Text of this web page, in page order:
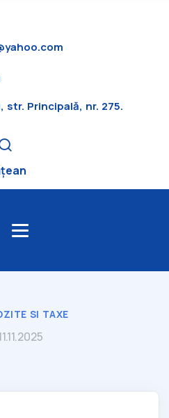
str. Principală, nr. 275.
SI TAXE